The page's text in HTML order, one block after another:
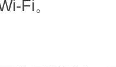
Fi。